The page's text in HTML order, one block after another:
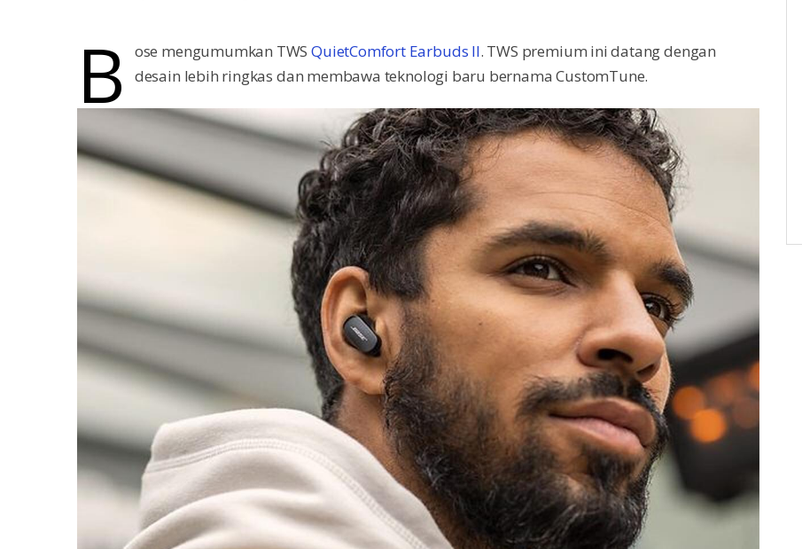
B ose mengumumkan TWSQuietComfort Earbuds II. TWS premium ini datang dengan
desain lebih ringkas dan membawa teknologi baru bernama CustomTune.